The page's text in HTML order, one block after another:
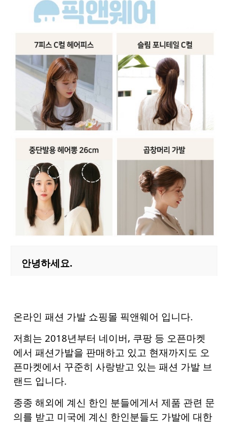
안녕하세요.
온라인 패션 가발 쇼핑몰 픽앤웨어 입니다.
저희는 2018년부터 네이버, 쿠팡 등 오픈마켓
에서 패션가발을 판매하고 있고 현재까지도 오
픈마켓에서 꾸준히 사랑받고 있는 패션 가발 브
랜드 입니다.
종종 해외에 계신 한인 분들에게서 제품 관련 문
의를 받고 미국에 계신 한인분들도 가발에 대한